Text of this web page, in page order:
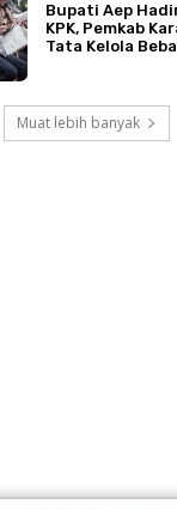
Bupati Aep
KPK, Pemkab
Tata Kelola
Muat lebih banyak